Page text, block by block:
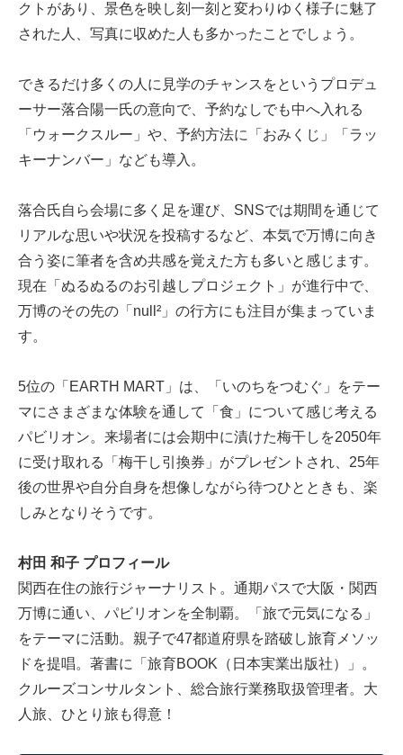
クトがあり、景色を映し刻一刻と変わりゆく様子に魅了
された人、写真に収めた人も多かったことでしょう。
できるだけ多くの人に見学のチャンスをというプロデュ
ーサー落合陽一氏の意向で、予約なしでも中へ入れる
「ウォークスルー」や、予約方法に「おみくじ」「ラッ
キーナンバー」なども導入。
落合氏自ら会場に多く足を運び、SNSでは期間を通じて
リアルな思いや状況を投稿するなど、本気で万博に向き
合う姿に筆者を含め共感を覚えた方も多いと感じます。
現在「ぬるぬるのお引越しプロジェクト」が進行中で、
万博のその先の「null²」の行方にも注目が集まっていま
す。
5位の「EARTH MART」は、「いのちをつむぐ」をテー
マにさまざまな体験を通して「食」について感じ考える
パビリオン。来場者には会期中に漬けた梅干しを2050年
に受け取れる「梅干し引換券」がプレゼントされ、25年
後の世界や自分自身を想像しながら待つひとときも、楽
しみとなりそうです。
村田 和子 プロフィール
関西在住の旅行ジャーナリスト。通期パスで大阪・関西
万博に通い、パビリオンを全制覇。「旅で元気になる」
をテーマに活動。親子で47都道府県を踏破し旅育メソッ
ドを提唱。著書に「旅育BOOK（日本実業出版社）」。
クルーズコンサルタント、総合旅行業務取扱管理者。大
人旅、ひとり旅も得意！